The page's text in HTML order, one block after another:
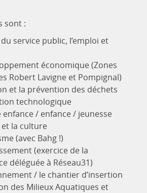
sont :
du service public, l’emploi et
économique (Zones
Robert Lavigne et Pompignal)
et la prévention des déchets
technologique
enfance / enfance / jeunesse
la culture
(avec Bahg !)
(exercice de la
déléguée à Réseau31)
/ le chantier d’insertion
des Milieux Aquatiques et